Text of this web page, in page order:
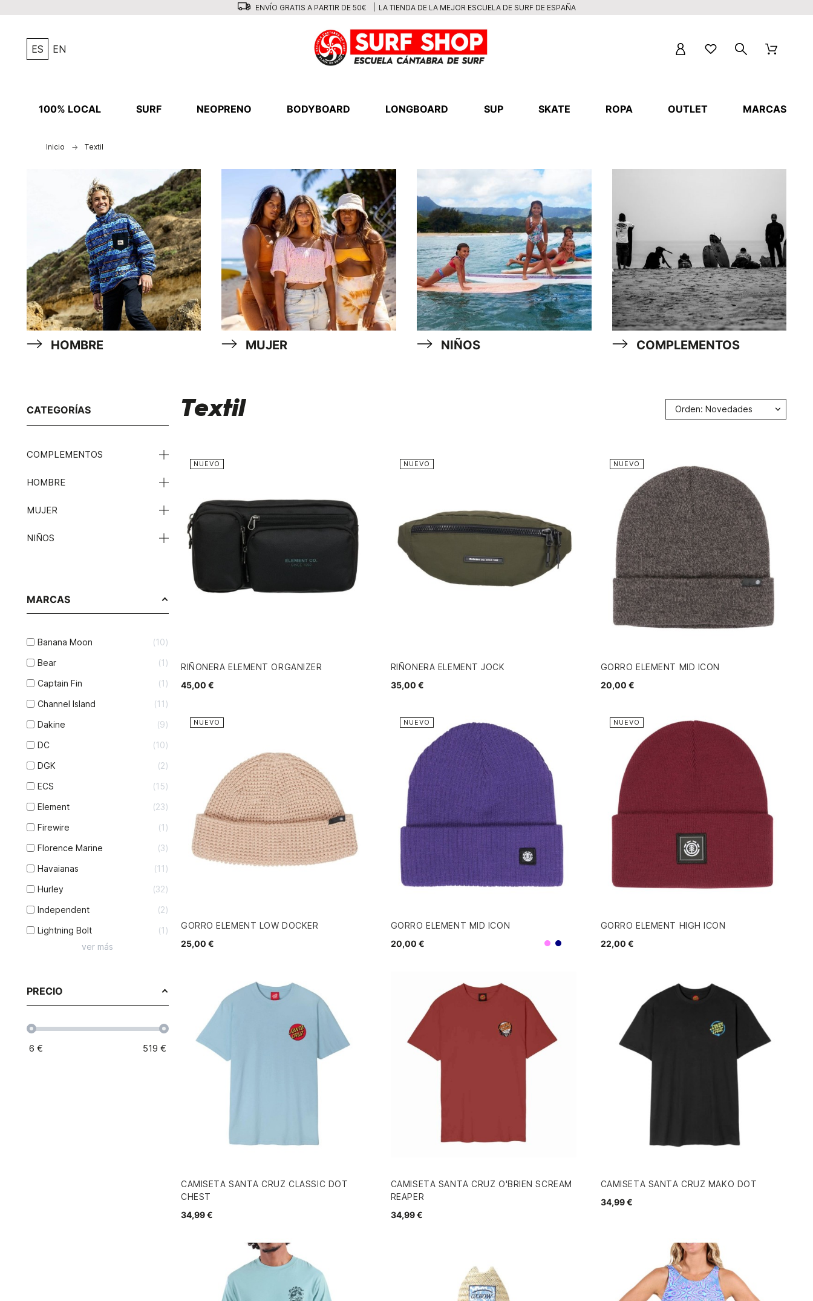
ENVÍO GRATIS A PARTIR DE 50€ LA TIENDA DE LA MEJOR ESCUELA DE SURF DE ESPAÑA
ES EN
100% LOCAL SURF NEOPRENO BODYBOARD LONGBOARD SUP SKATE ROPA OUTLET MARCAS
Inicio Textil
HOMBRE MUJER NIÑOS COMPLEMENTOS
CATEGORÍAS
COMPLEMENTOS
HOMBRE
MUJER
NIÑOS
MARCAS
Banana Moon
10
Bear
1
Captain Fin
1
Channel Island
11
Dakine
9
DC
10
DGK
2
ECS
15
Element
23
Firewire
1
Florence Marine
3
Havaianas
11
Hurley
32
Independent
2
Lightning Bolt
1
ver más
PRECIO
6 € 519 €
Textil Orden: Novedades
RIÑONERA ELEMENT ORGANIZER
45,00 €
NUEVO
RIÑONERA ELEMENT JOCK
35,00 €
NUEVO
GORRO ELEMENT MID ICON
20,00 €
NUEVO
GORRO ELEMENT LOW DOCKER
25,00 €
NUEVO
GORRO ELEMENT MID ICON
20,00 €
Morado
Navy
NUEVO
GORRO ELEMENT HIGH ICON
22,00 €
NUEVO
CAMISETA SANTA CRUZ CLASSIC DOT
CHEST
34,99 €
CAMISETA SANTA CRUZ O'BRIEN SCREAM
REAPER
34,99 €
CAMISETA SANTA CRUZ MAKO DOT
34,99 €